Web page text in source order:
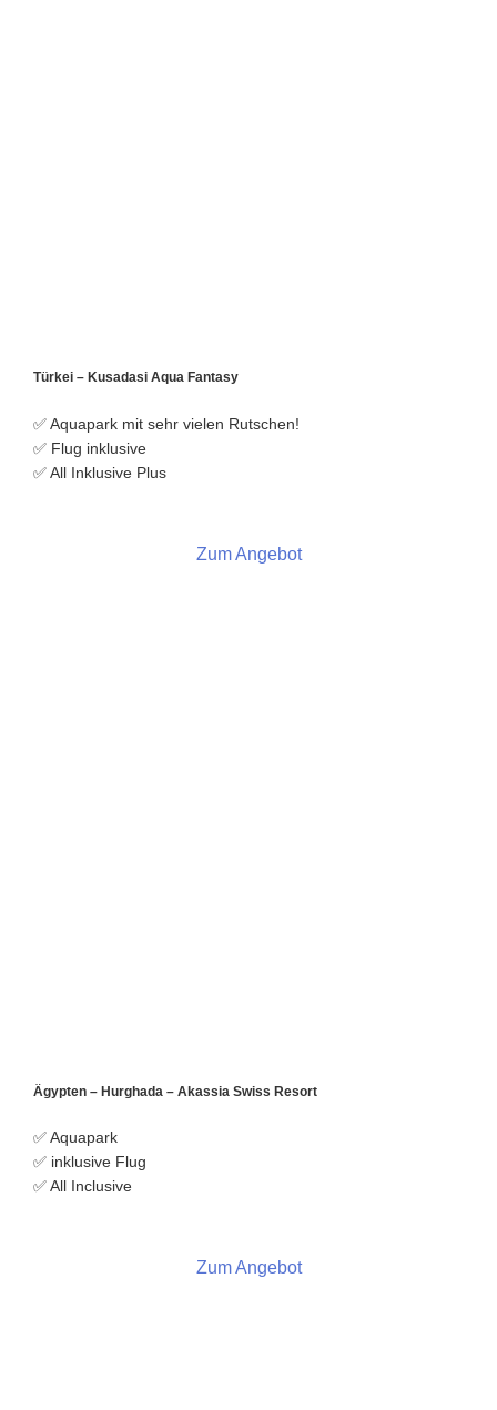
Türkei – Kusadasi Aqua Fantasy
✅ Aquapark mit sehr vielen Rutschen!
✅ Flug inklusive
✅ All Inklusive Plus
Zum Angebot
Ägypten – Hurghada – Akassia Swiss Resort
✅ Aquapark
✅ inklusive Flug
✅ All Inclusive
Zum Angebot